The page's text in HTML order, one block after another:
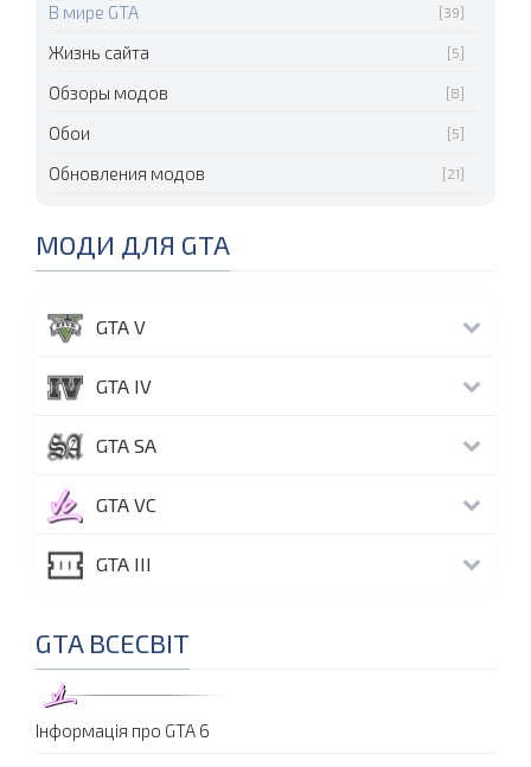
В мире GTA [39]
Жизнь сайта [5]
Обзоры модов [8]
Обои [5]
Обновления модов [21]
МОДИ ДЛЯ GTA
GTA V
GTA IV
GTA SA
GTA VC
GTA III
GTA ВСЕСВІТ
Інформація про GTA 6